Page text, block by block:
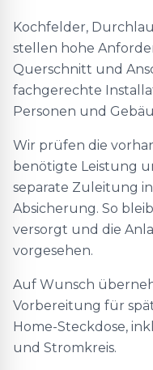
Kochfelder,
stellen hohe
Querschnitt und
fachgerechte
Personen und
Wir prüfen die
benötigte Leistung
separate Zuleitung
Absicherung. So
versorgt und die
vorgesehen.
Auf Wunsch
Vorbereitung für
Home-Steckdose,
und Stromkreis.